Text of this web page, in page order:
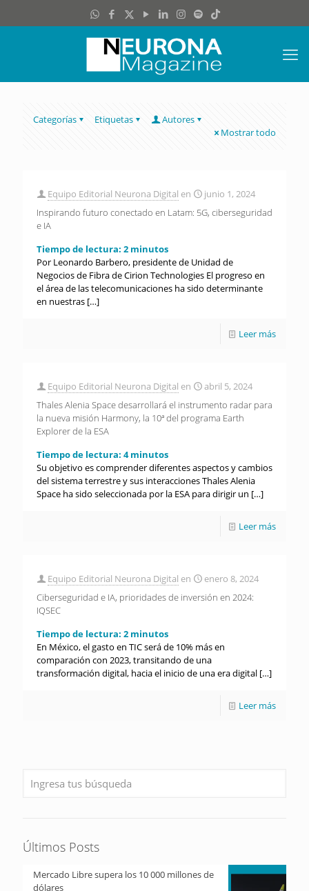
Categorías Etiquetas
Autores
Mostrar todo
Equipo Editorial Neurona Digital en
junio 1, 2024
Inspirando futuro conectado en Latam: 5G, ciberseguridad
e IA
Tiempo de lectura: 2 minutos
Por Leonardo Barbero, presidente de Unidad de
Negocios de Fibra de Cirion Technologies El progreso en
el área de las telecomunicaciones ha sido determinante
en nuestras […]
Leer más
Equipo Editorial Neurona Digital en
abril 5, 2024
Thales Alenia Space desarrollará el instrumento radar para
la nueva misión Harmony, la 10ª del programa Earth
Explorer de la ESA
Tiempo de lectura: 4 minutos
­­­­­­Su objetivo es comprender diferentes aspectos y cambios
del sistema terrestre y sus interacciones Thales Alenia
Space ha sido seleccionada por la ESA para dirigir un […]
Leer más
Equipo Editorial Neurona Digital en
enero 8, 2024
Ciberseguridad e IA, prioridades de inversión en 2024:
IQSEC
Tiempo de lectura: 2 minutos
En México, el gasto en TIC será de 10% más en
comparación con 2023, transitando de una
transformación digital, hacia el inicio de una era digital […]
Leer más
Últimos Posts
Mercado Libre supera los 10 000 millones de
dólares